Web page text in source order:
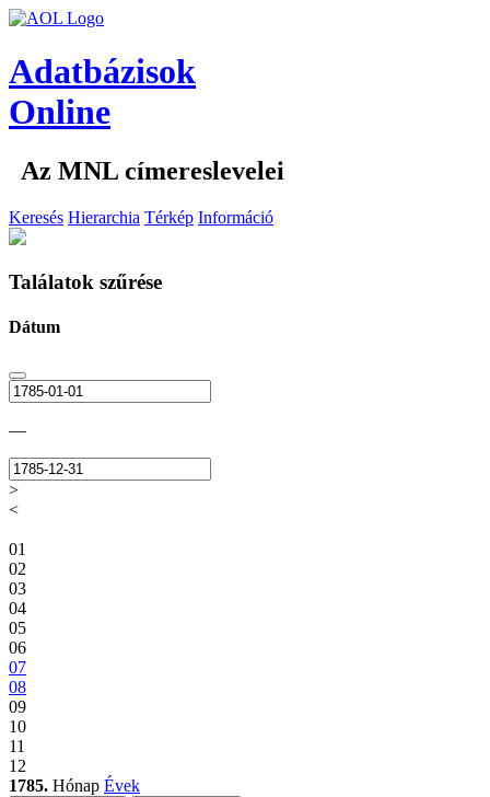
Adatbázisok
Online
Az MNL címereslevelei
Keresés Hierarchia Térkép Információ
Találatok szűrése
Dátum
—
>
<
01
02
03
04
05
06
07
08
09
10
11
12
1785. Hónap Évek